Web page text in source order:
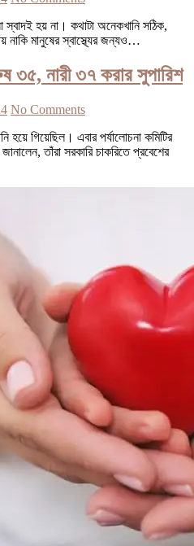
স্বাদই হয় না। কথাটা অনেকখানি সঠিক,
নাকি মানুষের স্বাস্থ্যের জন্যও…
৩৫, নারী ৩৭ করার সুপারিশ
No Comments
হয়ে গিয়েছিল। এবার পর্যালোচনা কমিটির
তাঁরা সরকারি চাকরিতে প্রবেশের